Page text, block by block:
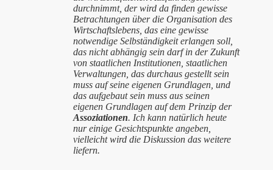
durchnimmt, der wird da finden gewisse
Betrachtungen über die Organisation des
Wirtschaftslebens, das eine gewisse
notwendige Selbständigkeit erlangen soll,
das nicht abhängig sein darf in der Zukunft
von staatlichen Institutionen, staatlichen
Verwaltungen, das durchaus gestellt sein
muss auf seine eigenen Grundlagen, und
das aufgebaut sein muss aus seinen
eigenen Grundlagen auf dem Prinzip der
Assoziationen. Ich kann natürlich heute
nur einige Gesichtspunkte angeben,
vielleicht wird die Diskussion das weitere
liefern.